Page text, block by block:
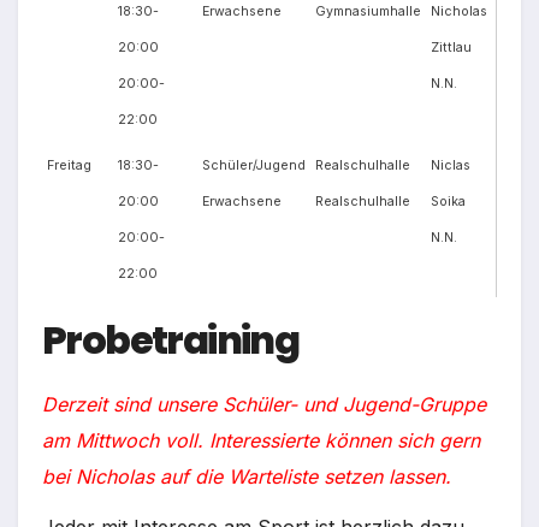
18:30-
20:00
20:00-
22:00
Erwachsene Gymnasiumhalle Nicholas
Zittlau
N.N.
Freitag 18:30-
20:00
20:00-
22:00
Schüler/Jugend
Erwachsene
Realschulhalle
Realschulhalle
Niclas
Soika
N.N.
Probetraining
Derzeit sind unsere Schüler- und Jugend-Gruppe
am Mittwoch voll. Interessierte können sich gern
bei Nicholas auf die Warteliste setzen lassen.